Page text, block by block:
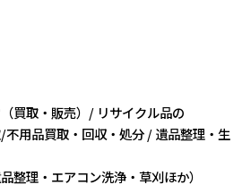
買取・販売）/ リサイクル品の
用品買取・回収・処分 /遺品整理・生
整理・エアコン洗浄・草刈ほか）